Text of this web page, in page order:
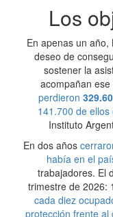
Los
En apenas un
deseo de
sostener la
acompañan
perdieron
141.700 de
Instituto
En dos años
había en el
trabajadores. El
trimestre de 2026:
cada diez
protección frente al